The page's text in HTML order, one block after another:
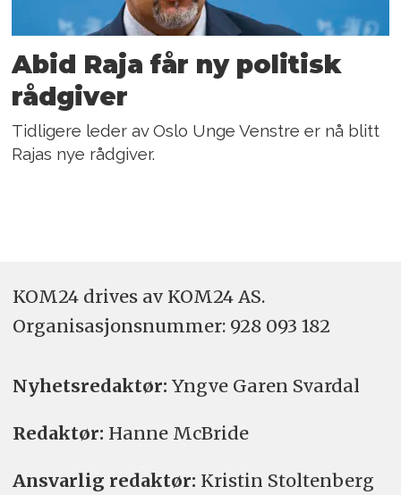
Abid Raja får ny politisk
rådgiver
Tidligere leder av Oslo Unge Venstre er nå blitt
Rajas nye rådgiver.
KOM24 drives av KOM24 AS.
Organisasjons­nummer: 928 093 182
Nyhetsredaktør: Yngve Garen Svardal
Redaktør: Hanne McBride
Ansvarlig redaktør: Kristin Stoltenberg